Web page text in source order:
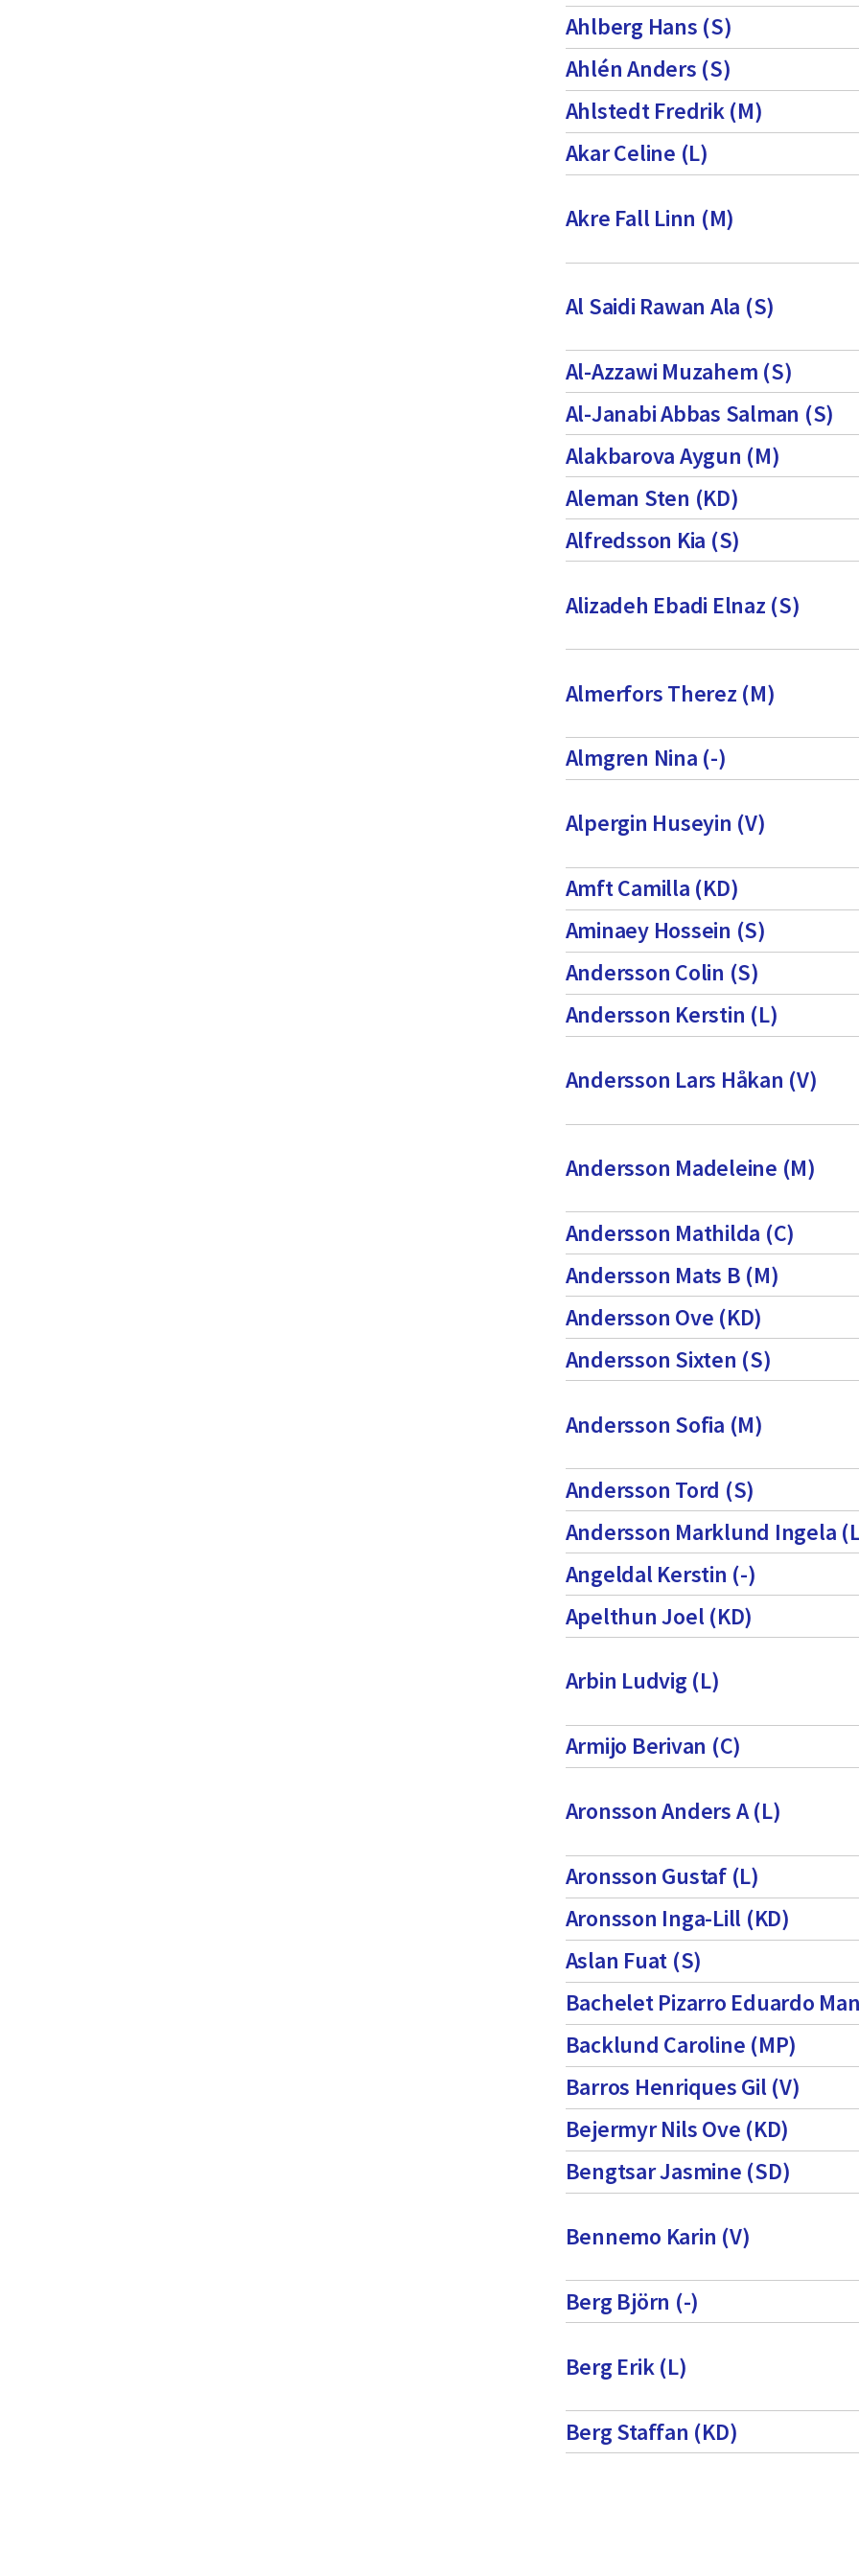
Ahlberg Hans (S)
Ahlén Anders (S)
Ahlstedt Fredrik (M)
Akar Celine (L)
Akre Fall Linn (M)
Al Saidi Rawan Ala (S)
Al-Azzawi Muzahem (S)
Al-Janabi Abbas Salman (S)
Alakbarova Aygun (M)
Aleman Sten (KD)
Alfredsson Kia (S)
Alizadeh Ebadi Elnaz (S)
Almerfors Therez (M)
Almgren Nina (-)
Alpergin Huseyin (V)
Amft Camilla (KD)
Aminaey Hossein (S)
Andersson Colin (S)
Andersson Kerstin (L)
Andersson Lars Håkan (V)
Andersson Madeleine (M)
Andersson Mathilda (C)
Andersson Mats B (M)
Andersson Ove (KD)
Andersson Sixten (S)
Andersson Sofia (M)
Andersson Tord (S)
Andersson Marklund Ingela
Angeldal Kerstin (-)
Apelthun Joel (KD)
Arbin Ludvig (L)
Armijo Berivan (C)
Aronsson Anders A (L)
Aronsson Gustaf (L)
Aronsson Inga-Lill (KD)
Aslan Fuat (S)
Bachelet Pizarro Eduardo
Backlund Caroline (MP)
Barros Henriques Gil (V)
Bejermyr Nils Ove (KD)
Bengtsar Jasmine (SD)
Bennemo Karin (V)
Berg Björn (-)
Berg Erik (L)
Berg Staffan (KD)